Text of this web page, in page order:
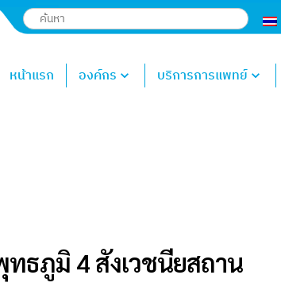
หน้าแรก องค์กร บริการการแพทย์
ธภูมิ 4 สังเวชนียสถาน